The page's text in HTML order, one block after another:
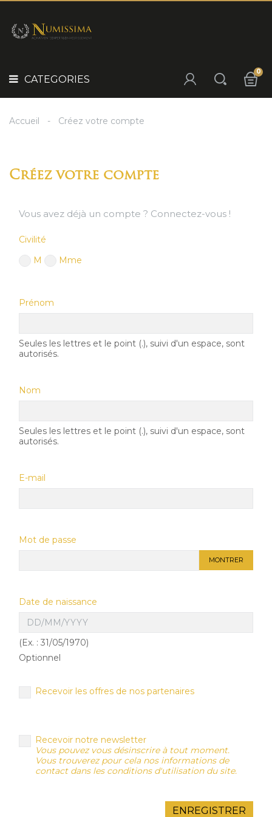
CATEGORIES
0
CATEGORIES
NOS
Accueil Créez votre compte
Créez votre compte
Vous avez déjà un compte ? Connectez-vous !
Civilité
M
Mme
Prénom
Seules les lettres et le point (.), suivi d'un espace, sont
autorisés.
Nom
Seules les lettres et le point (.), suivi d'un espace, sont
autorisés.
E-mail
Mot de passe
MONTRER
Date de naissance
(Ex. : 31/05/1970)
Optionnel
Recevoir les offres de nos partenaires
Recevoir notre newsletter
Vous pouvez vous désinscrire à tout moment.
Vous trouverez pour cela nos informations de
contact dans les conditions d'utilisation du site.
ENREGISTRER
Panneau de gestion des cookies